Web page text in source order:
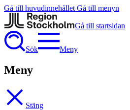
Gå till huvudinnehållet Gå till menyn
Gå till startsidan
Sök Meny
Meny
Stäng